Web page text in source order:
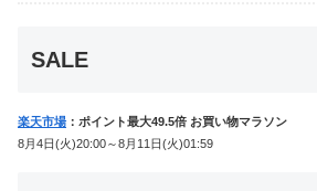
SALE
楽天市場 ：ポイント最大49.5倍 お買い物マラソン
8月4日(火)20:00～8月11日(火)01:59